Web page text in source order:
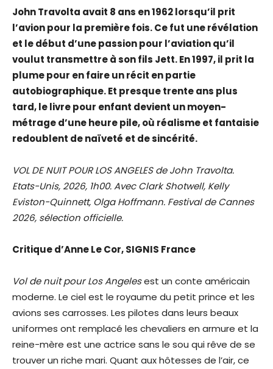
John Travolta avait 8 ans en 1962 lorsqu’il prit
l’avion pour la première fois. Ce fut une révélation
et le début d’une passion pour l’aviation qu’il
voulut transmettre à son fils Jett. En 1997, il prit la
plume pour en faire un récit en partie
autobiographique. Et presque trente ans plus
tard, le livre pour enfant devient un moyen-
métrage d’une heure pile, où réalisme et fantaisie
redoublent de naïveté et de sincérité.
VOL DE NUIT POUR LOS ANGELES de John Travolta.
Etats-Unis, 2026, 1h00. Avec Clark Shotwell, Kelly
Eviston-Quinnett, Olga Hoffmann. Festival de Cannes
2026, sélection officielle.
Critique d’Anne Le Cor, SIGNIS France
Vol de nuit pour Los Angelesest un conte américain
moderne. Le ciel est le royaume du petit prince et les
avions ses carrosses. Les pilotes dans leurs beaux
uniformes ont remplacé les chevaliers en armure et la
reine-mère est une actrice sans le sou qui rêve de se
trouver un riche mari. Quant aux hôtesses de l’air, ce